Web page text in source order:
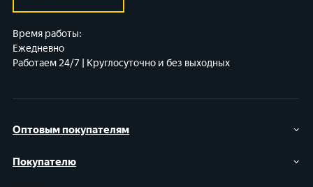
Оптовым покупателям
Покупателю
Время работы:
Ежедневно
Работаем 24/7 | Круглосуточно и без выходных